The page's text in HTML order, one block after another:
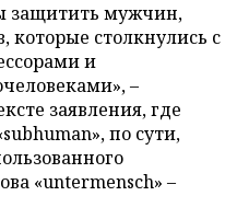
защитить мужчин,
столкнулись с
и
–
заявления, где
по сути,
«untermensch» –